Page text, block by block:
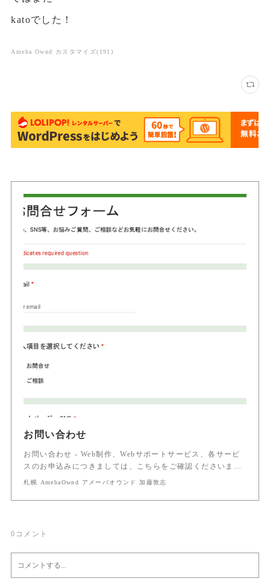
katoでした！
Ameba Ownd カスタマイズ( 191 )
お問い合わせ
お問い合わせ - Web制作、Webサポートサービス、各サービ
スのお申込みにつきましては、こちらをご確認くださいま…
札幌 AmebaOwnd アメーバオウンド 加藤敦志
0 コメント